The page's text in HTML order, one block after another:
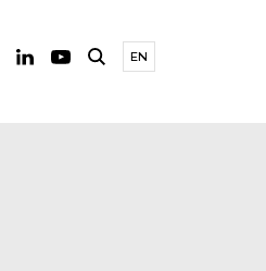
EN